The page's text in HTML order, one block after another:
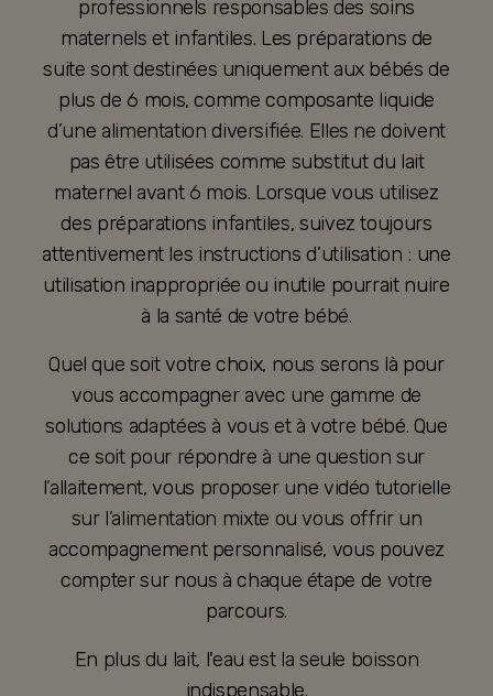
professionnels responsables des soins
maternels et infantiles. Les préparations de
suite sont destinées uniquement aux bébés de
plus de 6 mois, comme composante liquide
d’une alimentation diversifiée. Elles ne doivent
pas être utilisées comme substitut du lait
maternel avant 6 mois. Lorsque vous utilisez
des préparations infantiles, suivez toujours
attentivement les instructions d’utilisation : une
utilisation inappropriée ou inutile pourrait nuire
à la santé de votre bébé.
Quel que soit votre choix, nous serons là pour
vous accompagner avec une gamme de
solutions adaptées à vous et à votre bébé. Que
ce soit pour répondre à une question sur
l’allaitement, vous proposer une vidéo tutorielle
sur l’alimentation mixte ou vous offrir un
accompagnement personnalisé, vous pouvez
compter sur nous à chaque étape de votre
parcours.
En plus du lait, l'eau est la seule boisson
indispensable.